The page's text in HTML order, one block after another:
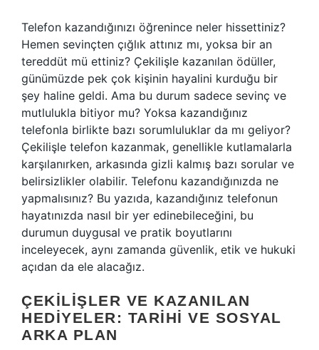
Telefon kazandığınızı öğrenince neler hissettiniz?
Hemen sevinçten çığlık attınız mı, yoksa bir an
tereddüt mü ettiniz? Çekilişle kazanılan ödüller,
günümüzde pek çok kişinin hayalini kurduğu bir
şey haline geldi. Ama bu durum sadece sevinç ve
mutlulukla bitiyor mu? Yoksa kazandığınız
telefonla birlikte bazı sorumluluklar da mı geliyor?
Çekilişle telefon kazanmak, genellikle kutlamalarla
karşılanırken, arkasında gizli kalmış bazı sorular ve
belirsizlikler olabilir. Telefonu kazandığınızda ne
yapmalısınız? Bu yazıda, kazandığınız telefonun
hayatınızda nasıl bir yer edinebileceğini, bu
durumun duygusal ve pratik boyutlarını
inceleyecek, aynı zamanda güvenlik, etik ve hukuki
açıdan da ele alacağız.
ÇEKILIŞLER VE KAZANILAN
HEDIYELER: TARIHI VE SOSYAL
ARKA PLAN